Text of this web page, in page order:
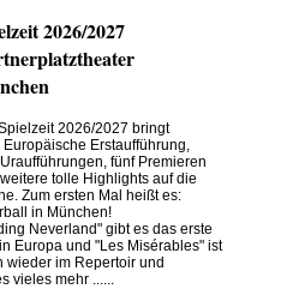
2026/2027
2026/2027 bringt
Erstaufführung,
fünf Premieren
tolle Highlights auf die
Zum ersten Mal heißt es:
in München!
Neverland" gibt es das erste
Europa und "Les Misérables" ist
wieder im Repertoir und
vieles mehr ......